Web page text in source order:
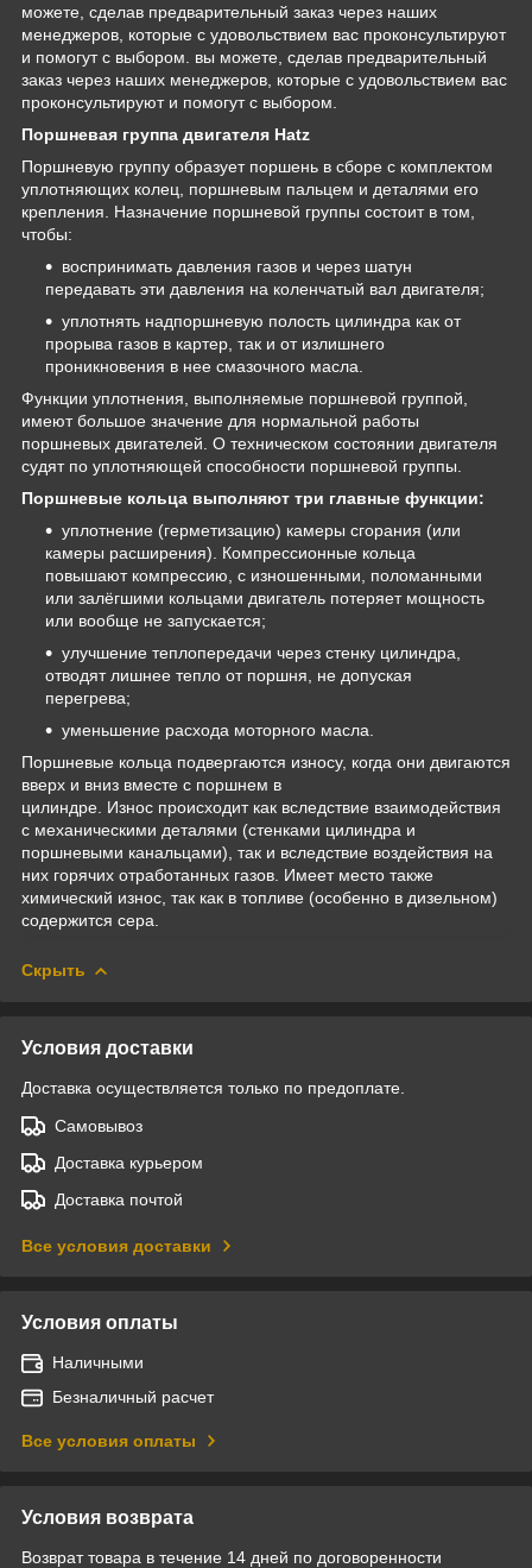
можете, сделав предварительный заказ через наших
менеджеров, которые с удовольствием вас проконсультируют
и помогут с выбором. вы можете, сделав предварительный
заказ через наших менеджеров, которые с удовольствием вас
проконсультируют и помогут с выбором.
Поршневая группа двигателя Hatz
Поршневую группу образует поршень в сборе с комплектом
уплотняющих колец, поршневым пальцем и деталями его
крепления. Назначение поршневой группы состоит в том,
чтобы:
воспринимать давления газов и через шатун
передавать эти давления на коленчатый вал двигателя;
уплотнять надпоршневую полость цилиндра как от
прорыва газов в картер, так и от излишнего
проникновения в нее смазочного масла.
Функции уплотнения, выполняемые поршневой группой,
имеют большое значение для нормальной работы
поршневых двигателей. О техническом состоянии двигателя
судят по уплотняющей способности поршневой группы.
Поршневые кольца выполняют три главные функции:
уплотнение (герметизацию) камеры сгорания (или
камеры расширения). Компрессионные кольца
повышают компрессию, с изношенными, поломанными
или залёгшими кольцами двигатель потеряет мощность
или вообще не запускается;
улучшение теплопередачи через стенку цилиндра,
отводят лишнее тепло от поршня, не допуская
перегрева;
уменьшение расхода моторного масла.
Поршневые кольца подвергаются износу, когда они двигаются
вверх и вниз вместе с поршнем в
цилиндре. Износ происходит как вследствие взаимодействия
с механическими деталями (стенками цилиндра и
поршневыми канальцами), так и вследствие воздействия на
них горячих отработанных газов. Имеет место также
химический износ, так как в топливе (особенно в дизельном)
содержится сера.
Скрыть
Условия доставки
Доставка осуществляется только по предоплате.
Самовывоз
Доставка курьером
Доставка почтой
Все условия доставки
Условия оплаты
Наличными
Безналичный расчет
Все условия оплаты
Условия возврата
Возврат товара в течение 14 дней по договоренности